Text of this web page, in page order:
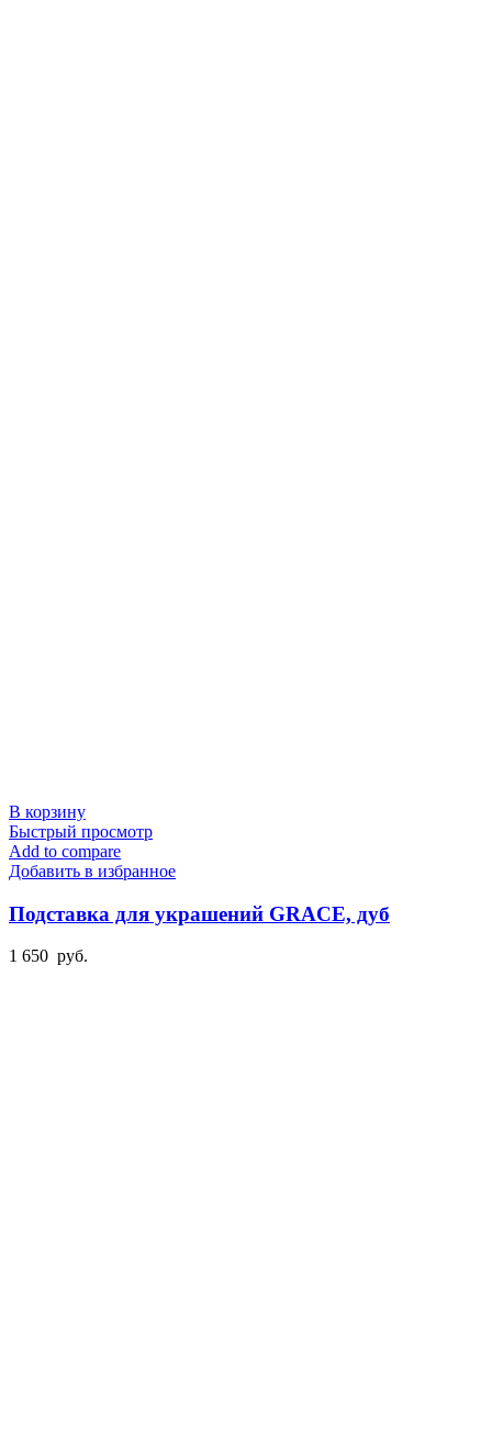
В корзину
Быстрый просмотр
Add to compare
Добавить в избранное
Подставка для украшений GRACE, дуб
1 650 руб.